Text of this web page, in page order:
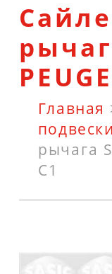
Главная
рычага
C1